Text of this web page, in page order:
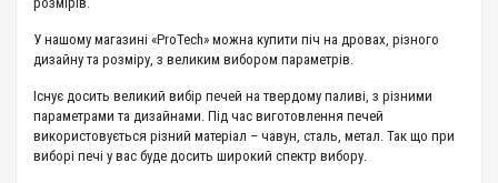
У нашому магазині «ProTech» можна купити піч на дровах, різного
дизайну та розміру, з великим вибором параметрів.
Існує досить великий вибір печей на твердому паливі, з різними
параметрами та дизайнами. Під час виготовлення печей
використовується різний матеріал – чавун, сталь, метал. Так що при
виборі печі у вас буде досить широкий спектр вибору.